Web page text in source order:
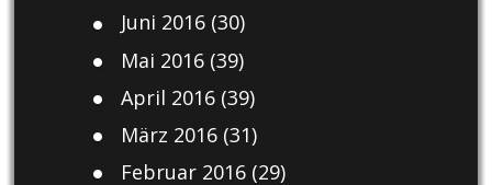
Juni 2016(30)
Mai 2016(39)
April 2016(39)
März 2016(31)
Februar 2016(29)